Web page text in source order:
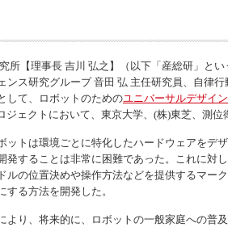
【理事長 吉川 弘之】（以下「産総研」とい
ンス研究グループ 音田 弘 主任研究員、自律
して、ロボットのためのユニバーサルデザイン
ジェクトにおいて、東京大学、(株)東芝、測位
トは環境ごとに特化したハードウェアをデ
発することは非常に困難であった。これに対
ルの位置決めや操作方法などを提供するマ
る方法を開発した。
り、将来的に、ロボットの一般家庭への普及